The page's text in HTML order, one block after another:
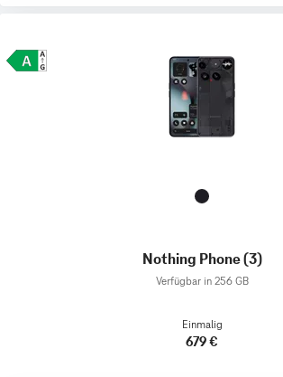
Nothing Phone (3)
Verfügbar in 256 GB
Einmalig
679 €